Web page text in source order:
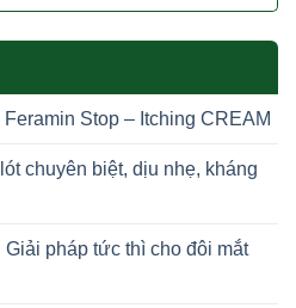
Stop – Itching CREAM
chuyên biệt, dịu nhẹ, kháng
pháp tức thì cho đôi mắt